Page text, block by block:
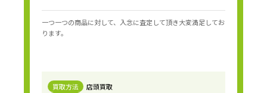
一つ一つの商品に対して、入念に査定して頂き大変満足してお
ります。
買取方法
店頭買取